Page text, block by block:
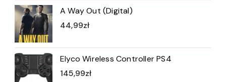
A Way Out (Digital)
44,99zł
Elyco Wireless Controller PS4
145,99zł